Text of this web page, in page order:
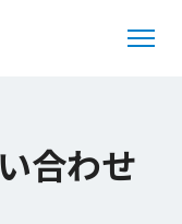
合わせ